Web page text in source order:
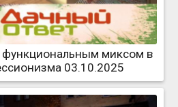
функциональным миксом в
03.10.2025